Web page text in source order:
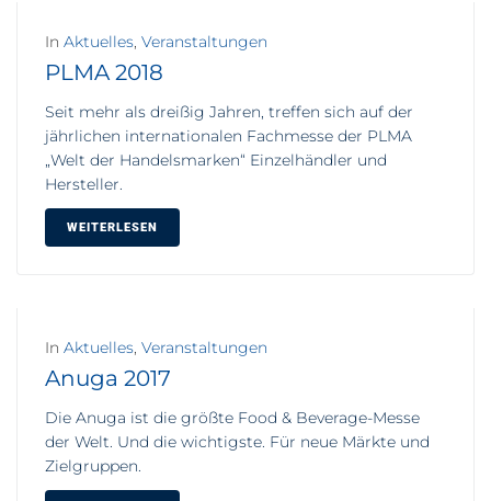
In Aktuelles, Veranstaltungen
PLMA 2018
Seit mehr als dreißig Jahren, treffen sich auf der
jährlichen internationalen Fachmesse der PLMA
„Welt der Handelsmarken“ Einzelhändler und
Hersteller.
WEITERLESEN
In Aktuelles, Veranstaltungen
Anuga 2017
Die Anuga ist die größte Food & Beverage-Messe
der Welt. Und die wichtigste. Für neue Märkte und
Zielgruppen.